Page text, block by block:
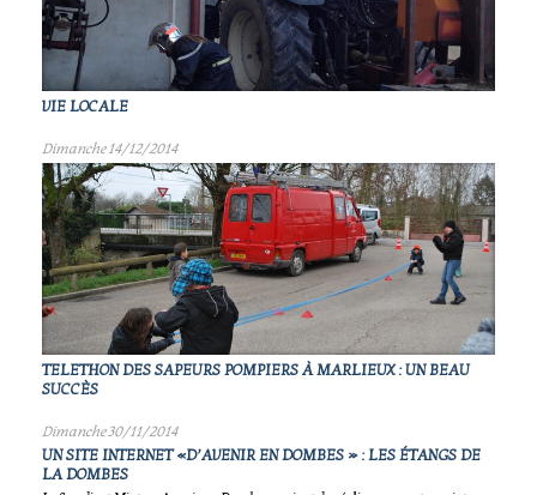
VIE LOCALE
Dimanche 14/12/2014
TELETHON DES SAPEURS POMPIERS À MARLIEUX : UN BEAU
SUCCÈS
Dimanche 30/11/2014
UN SITE INTERNET «D’AVENIR EN DOMBES » : LES ÉTANGS DE
LA DOMBES